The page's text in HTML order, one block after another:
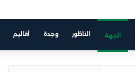
الجهة الناظور وجدة أقاليم